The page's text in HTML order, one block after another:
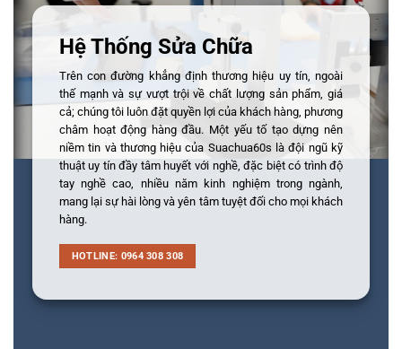
Hệ Thống Sửa Chữa
Trên con đường khẳng định thương hiệu uy tín, ngoài
thế mạnh và sự vượt trội về chất lượng sản phẩm, giá
cả; chúng tôi luôn đặt quyền lợi của khách hàng, phương
châm hoạt động hàng đầu. Một yếu tố tạo dựng nên
niềm tin và thương hiệu của Suachua60s là đội ngũ kỹ
thuật uy tín đầy tâm huyết với nghề, đặc biệt có trình độ
tay nghề cao, nhiều năm kinh nghiệm trong ngành,
mang lại sự hài lòng và yên tâm tuyệt đối cho mọi khách
hàng.
HOTLINE: 0964 308 308